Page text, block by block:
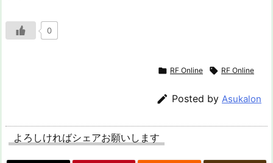
0
 RF Online  RF Online
 Posted by Asukalon
よろしければシェアお願いします